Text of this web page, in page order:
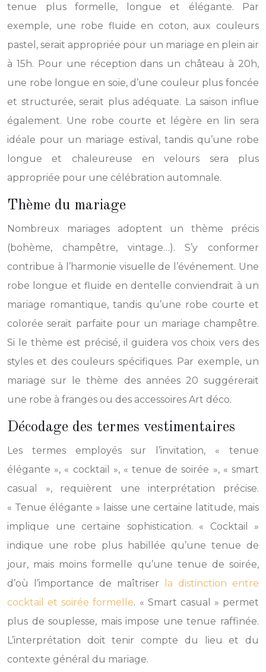
tenue plus formelle, longue et élégante. Par
exemple, une robe fluide en coton, aux couleurs
pastel, serait appropriée pour un mariage en plein air
à 15h. Pour une réception dans un château à 20h,
une robe longue en soie, d’une couleur plus foncée
et structurée, serait plus adéquate. La saison influe
également. Une robe courte et légère en lin sera
idéale pour un mariage estival, tandis qu’une robe
longue et chaleureuse en velours sera plus
appropriée pour une célébration automnale.
Thème du mariage
Nombreux mariages adoptent un thème précis
(bohème, champêtre, vintage…). S’y conformer
contribue à l’harmonie visuelle de l’événement. Une
robe longue et fluide en dentelle conviendrait à un
mariage romantique, tandis qu’une robe courte et
colorée serait parfaite pour un mariage champêtre.
Si le thème est précisé, il guidera vos choix vers des
styles et des couleurs spécifiques. Par exemple, un
mariage sur le thème des années 20 suggérerait
une robe à franges ou des accessoires Art déco.
Décodage des termes vestimentaires
Les termes employés sur l’invitation, « tenue
élégante », « cocktail », « tenue de soirée », « smart
casual », requièrent une interprétation précise.
« Tenue élégante » laisse une certaine latitude, mais
implique une certaine sophistication. « Cocktail »
indique une robe plus habillée qu’une tenue de
jour, mais moins formelle qu’une tenue de soirée,
d’où l’importance de maîtriser
la distinction entre
cocktail et soirée formelle. « Smart casual » permet
plus de souplesse, mais impose une tenue raffinée.
L’interprétation doit tenir compte du lieu et du
contexte général du mariage.